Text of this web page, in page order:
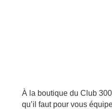
À la boutique du Club
qu’il faut pour vous